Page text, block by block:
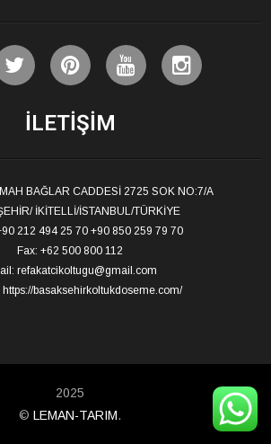
İLETIŞIM
BAĞLAR CADDESİ 2725 SOK NO:7/A
İKİTELLİ/İSTANBUL/TÜRKİYE
212 494 25 70 +90 850 259 79 70
Fax: +62 500 800 112
refakatcikoltugu@gmail.com
https://basaksehirkoltukdoseme.com/
2025
© LEMAN-TARIM.